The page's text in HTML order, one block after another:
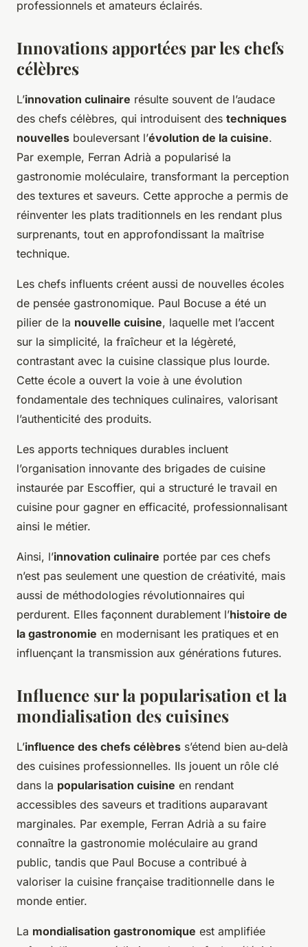
professionnels et amateurs éclairés.
Innovations apportées par les chefs
célèbres
L’innovation culinaire résulte souvent de l’audace
des chefs célèbres, qui introduisent des techniques
nouvelles bouleversant l’évolution de la cuisine.
Par exemple, Ferran Adrià a popularisé la
gastronomie moléculaire, transformant la perception
des textures et saveurs. Cette approche a permis de
réinventer les plats traditionnels en les rendant plus
surprenants, tout en approfondissant la maîtrise
technique.
Les chefs influents créent aussi de nouvelles écoles
de pensée gastronomique. Paul Bocuse a été un
pilier de la nouvelle cuisine, laquelle met l’accent
sur la simplicité, la fraîcheur et la légèreté,
contrastant avec la cuisine classique plus lourde.
Cette école a ouvert la voie à une évolution
fondamentale des techniques culinaires, valorisant
l’authenticité des produits.
Les apports techniques durables incluent
l’organisation innovante des brigades de cuisine
instaurée par Escoffier, qui a structuré le travail en
cuisine pour gagner en efficacité, professionnalisant
ainsi le métier.
Ainsi, l’innovation culinaire portée par ces chefs
n’est pas seulement une question de créativité, mais
aussi de méthodologies révolutionnaires qui
perdurent. Elles façonnent durablement l’histoire de
la gastronomie en modernisant les pratiques et en
influençant la transmission aux générations futures.
Influence sur la popularisation et la
mondialisation des cuisines
L’influence des chefs célèbres s’étend bien au-delà
des cuisines professionnelles. Ils jouent un rôle clé
dans la popularisation cuisine en rendant
accessibles des saveurs et traditions auparavant
marginales. Par exemple, Ferran Adrià a su faire
connaître la gastronomie moléculaire au grand
public, tandis que Paul Bocuse a contribué à
valoriser la cuisine française traditionnelle dans le
monde entier.
La mondialisation gastronomique est amplifiée